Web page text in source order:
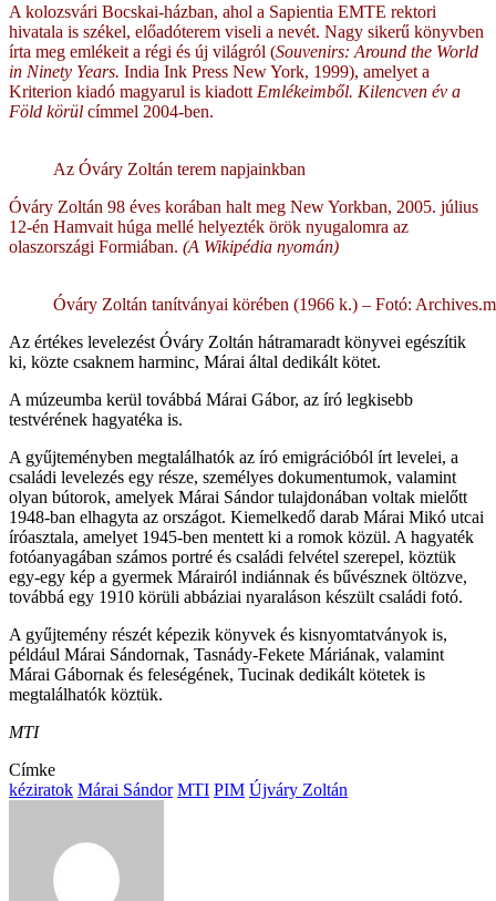
A kolozsvári Bocskai-házban, ahol a Sapientia EMTE rektori
hivatala is székel, előadóterem viseli a nevét. Nagy sikerű könyvben
írta meg emlékeit a régi és új világról (Souvenirs: Around the World
in Ninety Years. India Ink Press New York, 1999), amelyet a
Kriterion kiadó magyarul is kiadott Emlékeimből. Kilencven év a
Föld körül címmel 2004-ben.
Az Óváry Zoltán terem napjainkban
Óváry Zoltán 98 éves korában halt meg New Yorkban, 2005. július
12-én Hamvait húga mellé helyezték örök nyugalomra az
olaszországi Formiában. (A Wikipédia nyomán)
Óváry Zoltán tanítványai körében (1966 k.) – Fotó:
Az értékes levelezést Óváry Zoltán hátramaradt könyvei egészítik
ki, közte csaknem harminc, Márai által dedikált kötet.
A múzeumba kerül továbbá Márai Gábor, az író legkisebb
testvérének hagyatéka is.
A gyűjteményben megtalálhatók az író emigrációból írt levelei, a
családi levelezés egy része, személyes dokumentumok, valamint
olyan bútorok, amelyek Márai Sándor tulajdonában voltak mielőtt
1948-ban elhagyta az országot. Kiemelkedő darab Márai Mikó utcai
íróasztala, amelyet 1945-ben mentett ki a romok közül. A hagyaték
fotóanyagában számos portré és családi felvétel szerepel, köztük
egy-egy kép a gyermek Márairól indiánnak és bűvésznek öltözve,
továbbá egy 1910 körüli abbáziai nyaraláson készült családi fotó.
A gyűjtemény részét képezik könyvek és kisnyomtatványok is,
például Márai Sándornak, Tasnády-Fekete Máriának, valamint
Márai Gábornak és feleségének, Tucinak dedikált kötetek is
megtalálhatók köztük.
MTI
Címke
kéziratok Márai Sándor MTI PIM Újváry Zoltán